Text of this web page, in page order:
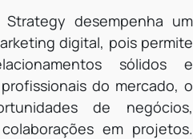
desempenha um
digital, pois permite
sólidos e
do mercado, o
de negócios,
em projetos.